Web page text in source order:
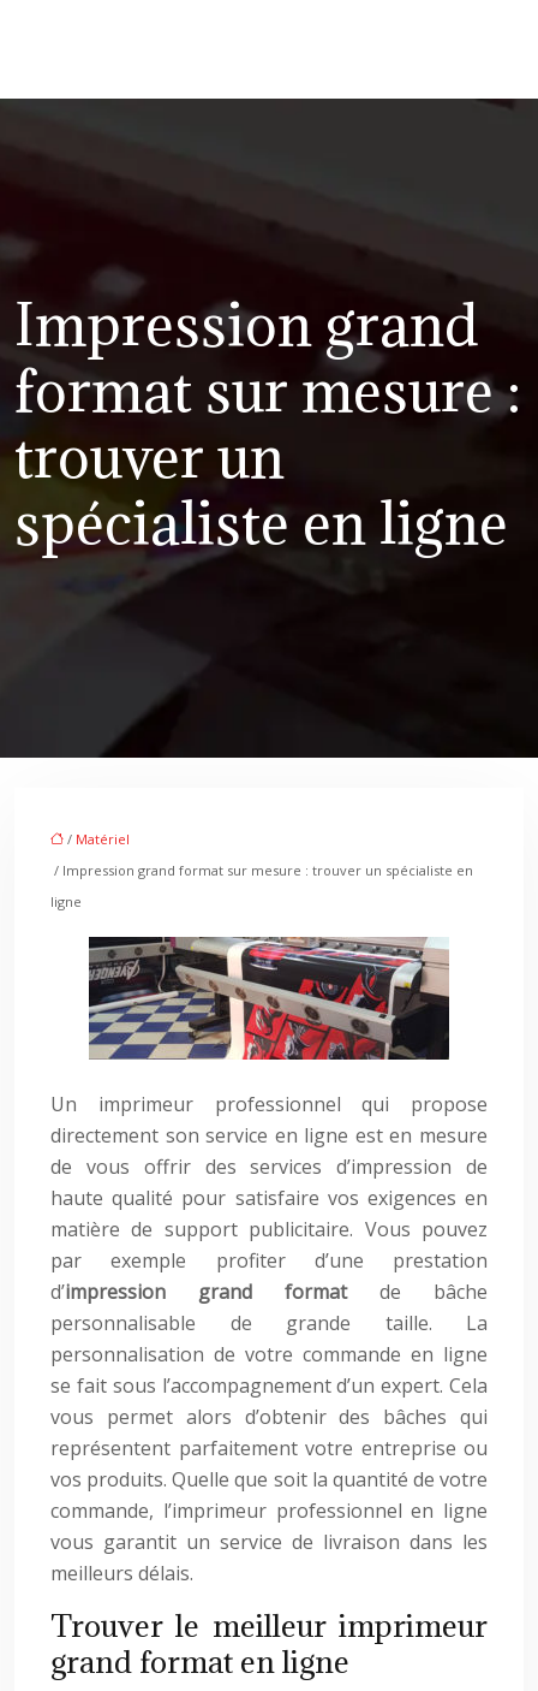
Impression grand
format sur mesure :
trouver un
spécialiste en ligne
/ Matériel
/ Impression grand format sur mesure : trouver un spécialiste en
ligne
Un imprimeur professionnel qui propose
directement son service en ligne est en mesure
de vous offrir des services d’impression de
haute qualité pour satisfaire vos exigences en
matière de support publicitaire. Vous pouvez
par exemple profiter d’une prestation
d’impression grand formatde bâche
personnalisable de grande taille. La
personnalisation de votre commande en ligne
se fait sous l’accompagnement d’un expert. Cela
vous permet alors d’obtenir des bâches qui
représentent parfaitement votre entreprise ou
vos produits. Quelle que soit la quantité de votre
commande, l’imprimeur professionnel en ligne
vous garantit un service de livraison dans les
meilleurs délais.
Trouver le meilleur imprimeur
grand format en ligne